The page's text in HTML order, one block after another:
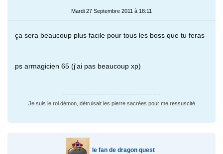
Mardi 27 Septembre 2011 à 18:11
ça sera beaucoup plus facile pour tous les boss que tu feras
ps armagicien 65 (j'ai pas beaucoup xp)
Je suis le roi démon, détruisait les pierre sacrées pour me ressuscité
le fan de dragon quest